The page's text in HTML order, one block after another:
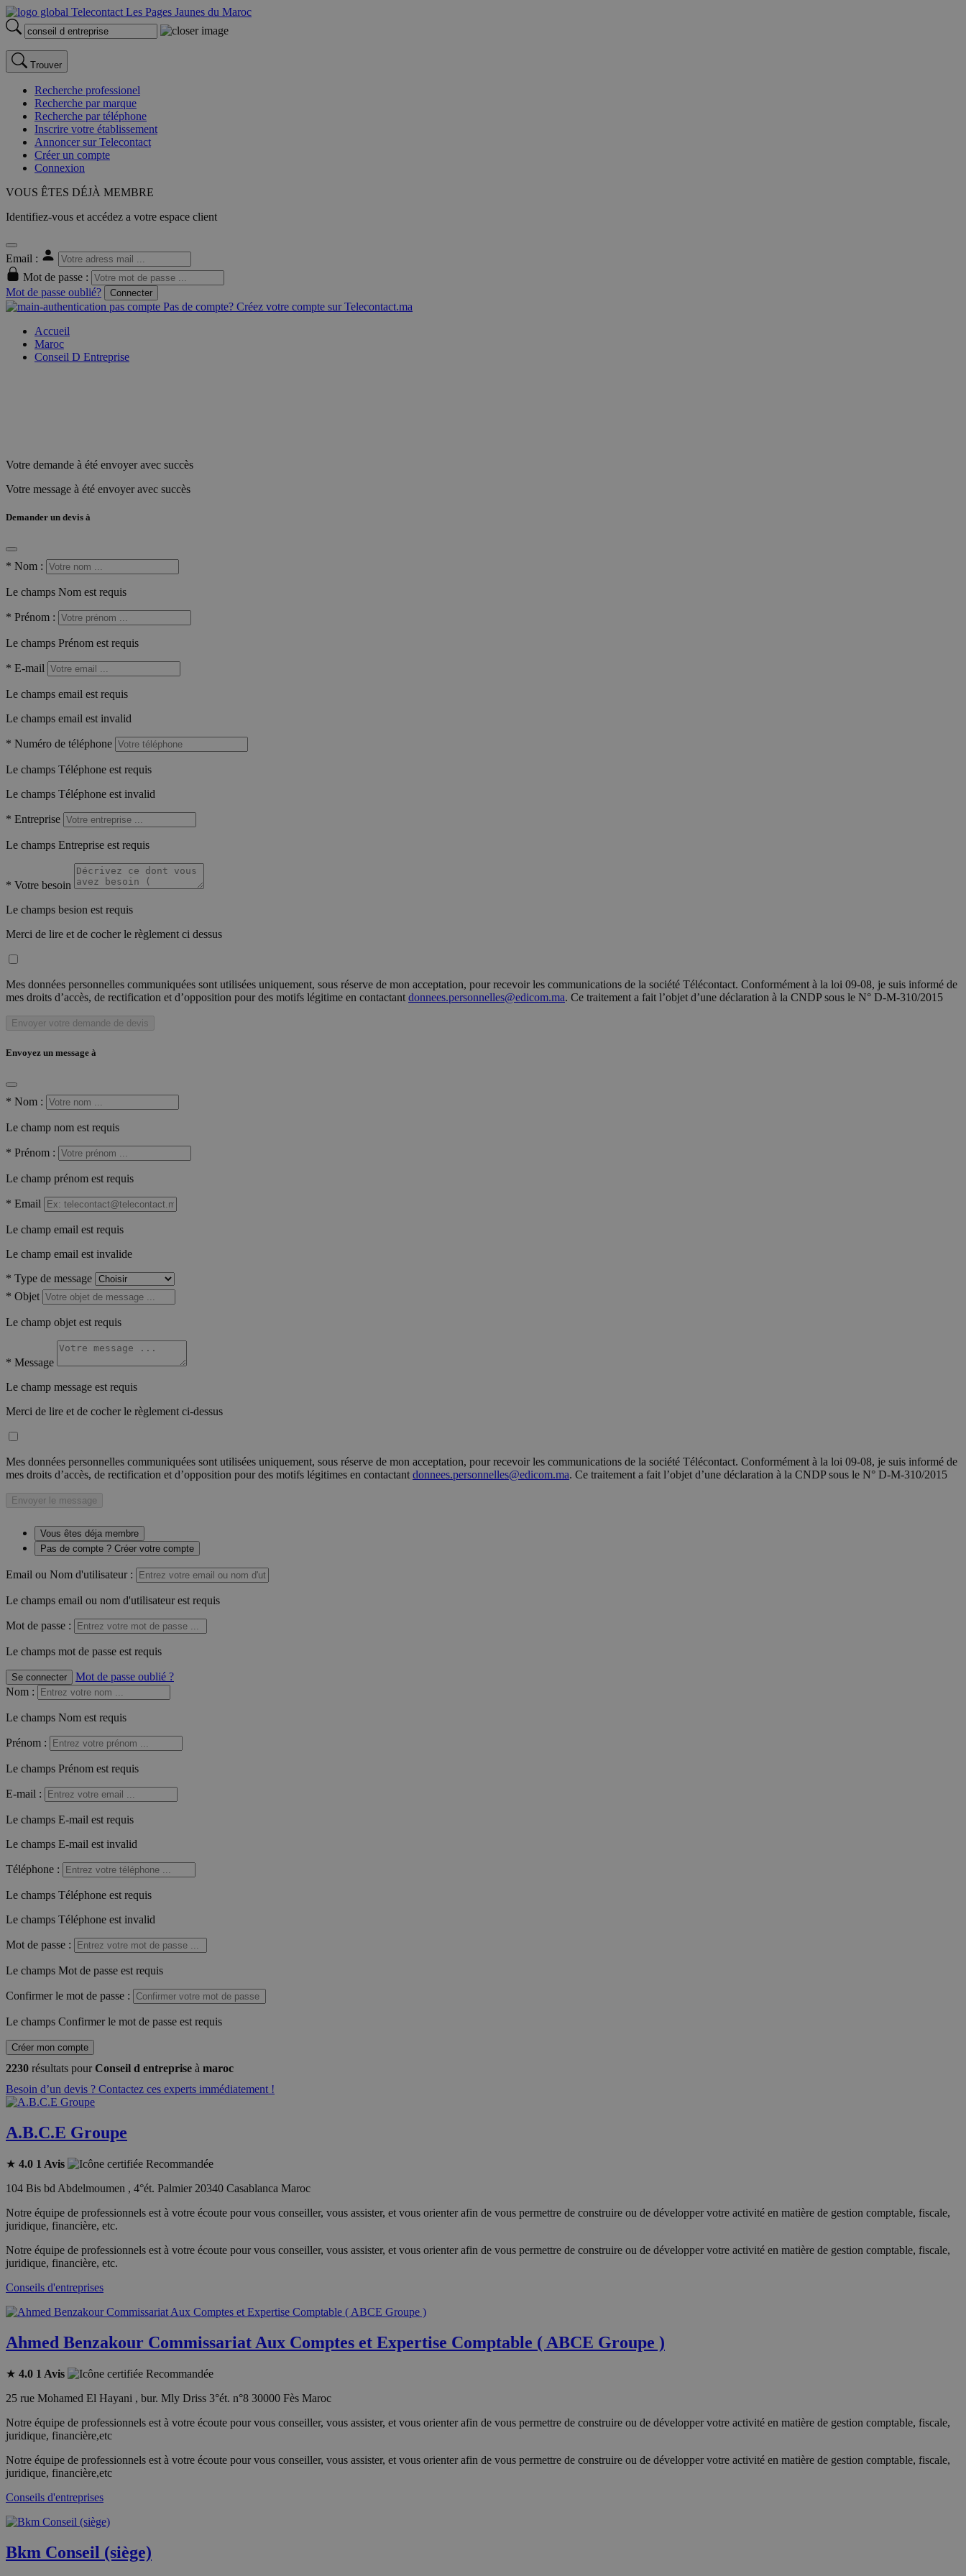
Trouver
Recherche professionel
Recherche par marque
Recherche par téléphone
Inscrire votre établissement
Annoncer sur Telecontact
Créer un compte
Connexion
VOUS ÊTES DÉJÀ MEMBRE
Identifiez-vous et accédez a votre espace client
Email :
Mot de passe :
Mot de passe oublié?
Connecter
Pas de compte? Créez votre compte sur Telecontact.ma
Accueil
Maroc
Conseil D Entreprise
Votre demande à été envoyer avec succès
Votre message à été envoyer avec succès
Demander un devis à
* Nom :
Le champs Nom est requis
* Prénom :
Le champs Prénom est requis
* E-mail
Le champs email est requis
Le champs email est invalid
* Numéro de téléphone
Le champs Téléphone est requis
Le champs Téléphone est invalid
* Entreprise
Le champs Entreprise est requis
* Votre besoin
Le champs besion est requis
Merci de lire et de cocher le règlement ci dessus
Mes données personnelles communiquées sont utilisées uniquement, sous réserve de mon acceptation, pour recevoir les communications de la société Télécontact. Conformément à la loi 09-08, je suis informé de
mes droits d’accès, de rectification et d’opposition pour des motifs légitime en contactant donnees.personnelles@edicom.ma. Ce traitement a fait l’objet d’une déclaration à la CNDP sous le N° D-M-310/2015
Envoyer votre demande de devis
Envoyez un message à
* Nom :
Le champ nom est requis
* Prénom :
Le champ prénom est requis
* Email
Le champ email est requis
Le champ email est invalide
* Type de message
* Objet
Le champ objet est requis
* Message
Le champ message est requis
Merci de lire et de cocher le règlement ci-dessus
Mes données personnelles communiquées sont utilisées uniquement, sous réserve de mon acceptation, pour recevoir les communications de la société Télécontact. Conformément à la loi 09-08, je suis informé de
mes droits d’accès, de rectification et d’opposition pour des motifs légitimes en contactant donnees.personnelles@edicom.ma. Ce traitement a fait l’objet d’une déclaration à la CNDP sous le N° D-M-310/2015
Envoyer le message
Vous êtes déja membre
Pas de compte ? Créer votre compte
Email ou Nom d'utilisateur :
Le champs email ou nom d'utilisateur est requis
Mot de passe :
Le champs mot de passe est requis
Se connecter
Mot de passe oublié ?
Nom :
Le champs Nom est requis
Prénom :
Le champs Prénom est requis
E-mail :
Le champs E-mail est requis
Le champs E-mail est invalid
Téléphone :
Le champs Téléphone est requis
Le champs Téléphone est invalid
Mot de passe :
Le champs Mot de passe est requis
Confirmer le mot de passe :
Le champs Confirmer le mot de passe est requis
Créer mon compte
2230 résultats pourConseil d entreprise à maroc
Besoin d’un devis ? Contactez ces experts immédiatement !
A.B.C.E Groupe
★ 4.0 1 Avis
Recommandée
104 Bis bd Abdelmoumen , 4°ét. Palmier 20340 Casablanca Maroc
Notre équipe de professionnels est à votre écoute pour vous conseiller, vous assister, et vous orienter afin de vous permettre de construire ou de développer votre activité en matière de gestion comptable, fiscale,
juridique, financière, etc.
Notre équipe de professionnels est à votre écoute pour vous conseiller, vous assister, et vous orienter afin de vous permettre de construire ou de développer votre activité en matière de gestion comptable, fiscale,
juridique, financière, etc.
Conseils d'entreprises
Ahmed Benzakour Commissariat Aux Comptes et Expertise Comptable ( ABCE Groupe )
★ 4.0 1 Avis
Recommandée
25 rue Mohamed El Hayani , bur. Mly Driss 3°ét. n°8 30000 Fès Maroc
Notre équipe de professionnels est à votre écoute pour vous conseiller, vous assister, et vous orienter afin de vous permettre de construire ou de développer votre activité en matière de gestion comptable, fiscale,
juridique, financière,etc
Notre équipe de professionnels est à votre écoute pour vous conseiller, vous assister, et vous orienter afin de vous permettre de construire ou de développer votre activité en matière de gestion comptable, fiscale,
juridique, financière,etc
Conseils d'entreprises
Bkm Conseil (siège)